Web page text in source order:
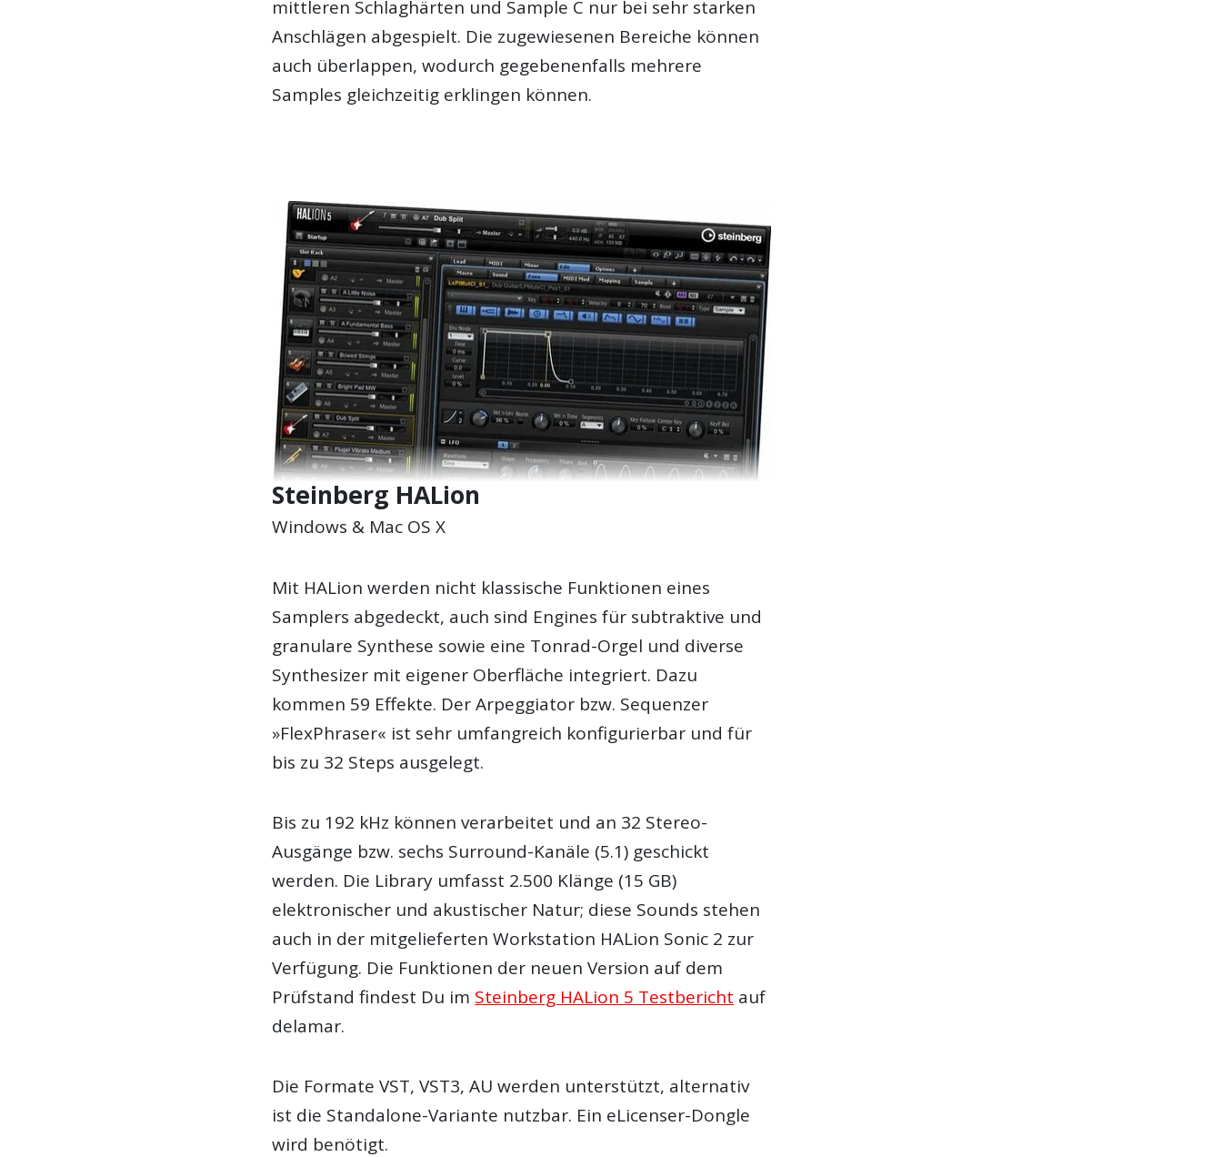
mittleren Schlaghärten und Sample C nur bei sehr starken
Anschlägen abgespielt. Die zugewiesenen Bereiche können
auch überlappen, wodurch gegebenenfalls mehrere
Samples gleichzeitig erklingen können.
Steinberg HALion
Windows & Mac OS X
Mit HALion werden nicht klassische Funktionen eines
Samplers abgedeckt, auch sind Engines für subtraktive und
granulare Synthese sowie eine Tonrad-Orgel und diverse
Synthesizer mit eigener Oberfläche integriert. Dazu
kommen 59 Effekte. Der Arpeggiator bzw. Sequenzer
»FlexPhraser« ist sehr umfangreich konfigurierbar und für
bis zu 32 Steps ausgelegt.
Bis zu 192 kHz können verarbeitet und an 32 Stereo-
Ausgänge bzw. sechs Surround-Kanäle (5.1) geschickt
werden. Die Library umfasst 2.500 Klänge (15 GB)
elektronischer und akustischer Natur; diese Sounds stehen
auch in der mitgelieferten Workstation HALion Sonic 2 zur
Verfügung. Die Funktionen der neuen Version auf dem
Prüfstand findest Du im Steinberg HALion 5 Testbericht auf
delamar.
Die Formate VST, VST3, AU werden unterstützt, alternativ
ist die Standalone-Variante nutzbar. Ein eLicenser-Dongle
wird benötigt.
Die aktuell besten Thomann Angebote